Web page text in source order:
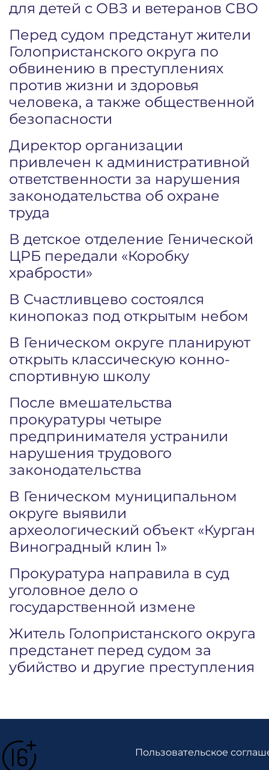
для детей с ОВЗ и ветеранов СВО
Перед судом предстанут жители
Голопристанского округа по
обвинению в преступлениях
против жизни и здоровья
человека, а также общественной
безопасности
Директор организации
привлечен к административной
ответственности за нарушения
законодательства об охране
труда
В детское отделение Генической
ЦРБ передали «Коробку
храбрости»
В Счастливцево состоялся
кинопоказ под открытым небом
В Геническом округе планируют
открыть классическую конно-
спортивную школу
После вмешательства
прокуратуры четыре
предпринимателя устранили
нарушения трудового
законодательства
В Геническом муниципальном
округе выявили
археологический объект «Курган
Виноградный клин 1»
Прокуратура направила в суд
уголовное дело о
государственной измене
Житель Голопристанского округа
предстанет перед судом за
убийство и другие преступления
Пользовательское